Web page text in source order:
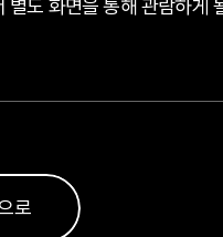
도 화면을 통해 관람하게
로